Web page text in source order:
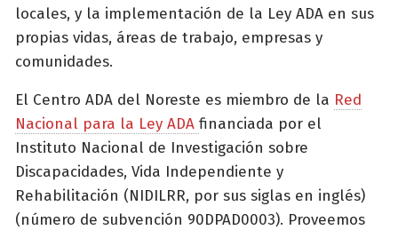
locales, y la implementación de la Ley ADA en sus
propias vidas, áreas de trabajo, empresas y
comunidades.
El Centro ADA del Noreste es miembro de la Red
Nacional para la Ley ADA financiada por el
Instituto Nacional de Investigación sobre
Discapacidades, Vida Independiente y
Rehabilitación (NIDILRR, por sus siglas en inglés)
(número de subvención 90DPAD0003). Proveemos